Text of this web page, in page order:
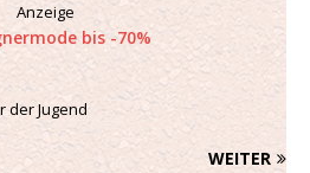
Anzeige
der Jugend
WEITER